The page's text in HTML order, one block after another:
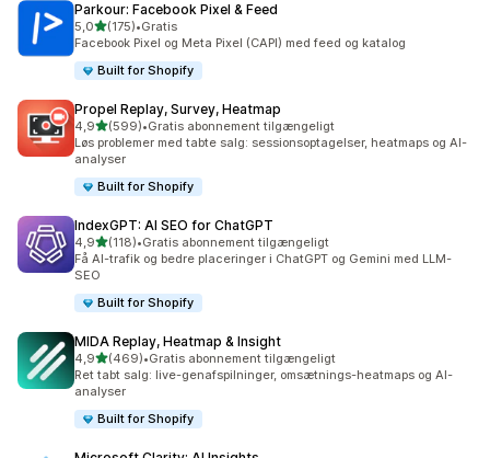
Parkour: Facebook Pixel & Feed
5,0ud af 5 stjerner
(175)
175 anmeldelser i alt
•Gratis
Facebook Pixel og Meta Pixel (CAPI) med feed og katalog
Built for Shopify
Propel Replay, Survey, Heatmap
4,9ud af 5 stjerner
(599)
599 anmeldelser i alt
•Gratis abonnement tilgængeligt
Løs problemer med tabte salg: sessionsoptagelser, heatmaps og AI-
analyser
Built for Shopify
IndexGPT: AI SEO for ChatGPT
4,9ud af 5 stjerner
(118)
118 anmeldelser i alt
•Gratis abonnement tilgængeligt
Få AI-trafik og bedre placeringer i ChatGPT og Gemini med LLM-
SEO
Built for Shopify
MIDA Replay, Heatmap & Insight
4,9ud af 5 stjerner
(469)
469 anmeldelser i alt
•Gratis abonnement tilgængeligt
Ret tabt salg: live-genafspilninger, omsætnings-heatmaps og AI-
analyser
Built for Shopify